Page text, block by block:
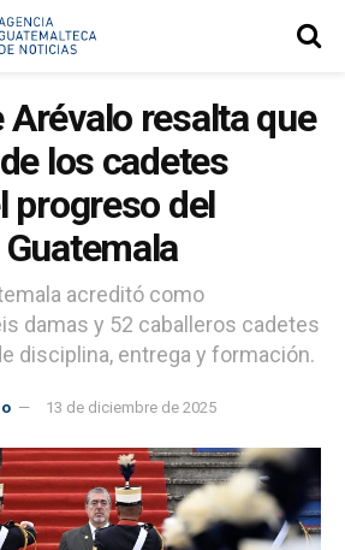
resalta que
los cadetes
progreso del
acreditó como
damas y 52 caballeros cadetes
disciplina, entrega y formación.
13 de diciembre de 2025